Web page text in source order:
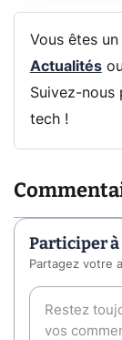
Vous êtes
Actualités
Suivez-nous
tech !
Participer
Partagez votre